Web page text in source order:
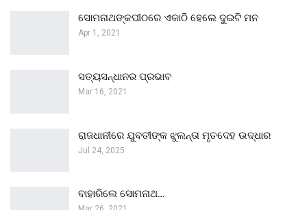
ସୋମନାଥଙ୍କପୀଠରେ ଏକାଠି ହେଲେ ଦୁଇଟି ମନ
Apr 1, 2021
ସତ୍ୟସନ୍ଧାନର ପ୍ରଭାବ
Mar 16, 2021
ରାଜଧାନୀରେ ଯୁବତୀଙ୍କ ଝୁଲନ୍ତା ମୃତଦେହ ଉଦ୍ଧାର
Jul 24, 2025
ବାହାରିଲେ ସୋମନାଥ…